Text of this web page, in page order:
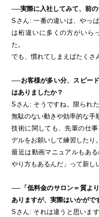
──実際に入社してみて、前
Sさん: 一番の違いは、やっ
は桁違いに多くの方がいら
た。
でも、慣れてしまえばたくさ
──お客様が多い分、スピー
はありましたか？
Sさん: そうですね。限られ
無駄のない動きや効率的な手
技術に関しても、先輩の仕
デルをお願いして練習したり。
最近は動画マニュアルもあ
やり方もあるんだ」って新し
──「低料金のサロン＝質よ
ありますが、実際はいかがで
Sさん: それは違うと思いま